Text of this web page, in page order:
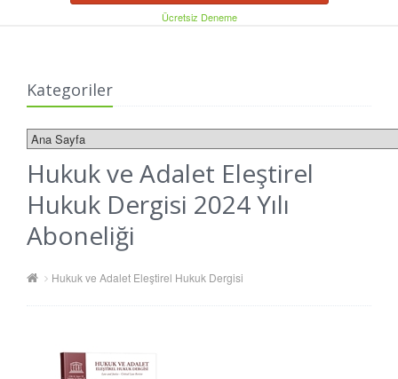
Ücretsiz Deneme
Kategoriler
Hukuk ve Adalet Eleştirel
Hukuk Dergisi 2024 Yılı
Aboneliği
Hukuk ve Adalet Eleştirel Hukuk Dergisi